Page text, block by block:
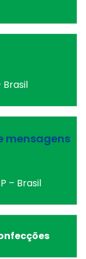
Brasil
mensagens
– Brasil